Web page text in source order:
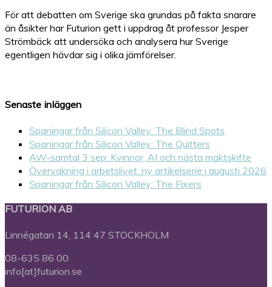
För att debatten om Sverige ska grundas på fakta snarare
än åsikter har Futurion gett i uppdrag åt professor Jesper
Strömbäck att undersöka och analysera hur Sverige
egentligen hävdar sig i olika jämförelser.
Senaste inläggen
Spaningar från Silicon Valley: The Blind Spots
Spaningar från Silicon Valley: The Quitters
AW-samtal 3 sep: Kvinnor, AI och nästa maktskifte
Övervakning i arbetslivet: ny artikelserie i augusti 2026
Spaningar från Silicon Valley: The Fixers
FUTURION AB
Linnégatan 14, 114 47 STOCKHOLM
08-635 86 00
info[at]futurion.se